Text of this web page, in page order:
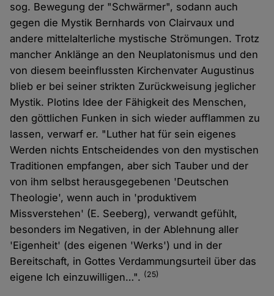
sog. Bewegung der "Schwärmer", sodann auch
gegen die Mystik Bernhards von Clairvaux und
andere mittelalterliche mystische Strömungen. Trotz
mancher Anklänge an den Neuplatonismus und den
von diesem beeinflussten Kirchenvater Augustinus
blieb er bei seiner strikten Zurückweisung jeglicher
Mystik. Plotins Idee der Fähigkeit des Menschen,
den göttlichen Funken in sich wieder aufflammen zu
lassen, verwarf er. "Luther hat für sein eigenes
Werden nichts Entscheidendes von den mystischen
Traditionen empfangen, aber sich Tauber und der
von ihm selbst herausgegebenen 'Deutschen
Theologie', wenn auch in 'produktivem
Missverstehen' (E. Seeberg), verwandt gefühlt,
besonders im Negativen, in der Ablehnung aller
'Eigenheit' (des eigenen 'Werks') und in der
Bereitschaft, in Gottes Verdammungsurteil über das
eigene Ich einzuwilligen…". (25)